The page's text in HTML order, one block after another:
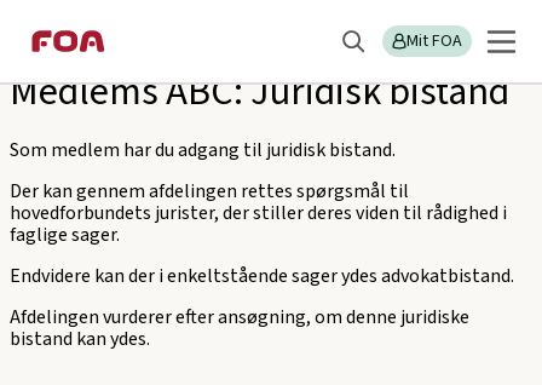
til
hovedindhold
til
hovedmenu
Søg Mit FOA
Sektions
menu
FOA Frederikssund
Medlems ABC: Juridisk bistand
Som medlem har du adgang til juridisk bistand.
Der kan gennem afdelingen rettes spørgsmål til
hovedforbundets jurister, der stiller deres viden til rådighed i
faglige sager.
Endvidere kan der i enkeltstående sager ydes advokatbistand.
Afdelingen vurderer efter ansøgning, om denne juridiske
bistand kan ydes.